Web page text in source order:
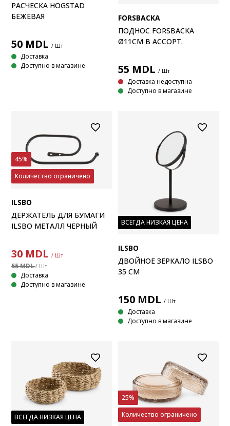
РАСЧЕСКА HOGSTAD
БЕЖЕВАЯ
50 MDL / Шт
Доставка
Доступно в магазине
FORSBACKA
ПОДНОС FORSBACKA
Ø11СМ В АССОРТ.
55 MDL / Шт
Доставка недоступна
Доступно в магазине
45%
Количество ограничено
ILSBO
ДЕРЖАТЕЛЬ ДЛЯ БУМАГИ
ILSBO МЕТАЛЛ ЧЕРНЫЙ
30 MDL / Шт
55 MDL/ Шт
Доставка
Доступно в магазине
ВСЕГДА НИЗКАЯ ЦЕНА
ILSBO
ДВОЙНОЕ ЗЕРКАЛО ILSBO
35 СМ
150 MDL / Шт
Доставка
Доступно в магазине
ВСЕГДА НИЗКАЯ ЦЕНА
25%
Количество ограничено